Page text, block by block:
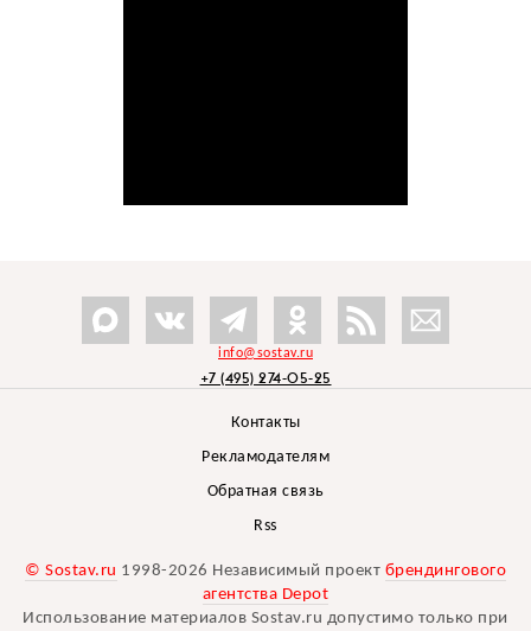
info@sostav.ru
+7 (495) 274-05-25
Контакты
Рекламодателям
Обратная связь
Rss
© Sostav.ru 1998-2026 Независимый проект брендингового
агентства Depot
Использование материалов Sostav.ru допустимо только при